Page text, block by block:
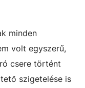
minden
volt egyszerű,
csere történt
szigetelése is